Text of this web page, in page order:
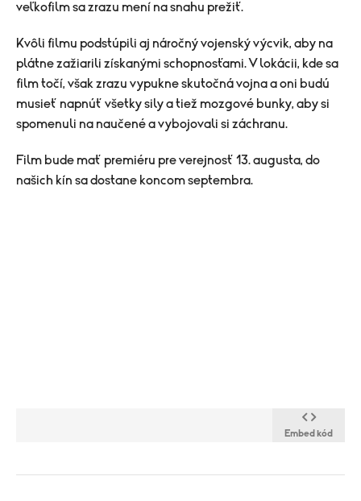
veľkofilm sa zrazu mení na snahu prežiť.
Kvôli filmu podstúpili aj náročný vojenský výcvik, aby na
plátne zažiarili získanými schopnosťami. V lokácii, kde sa
film točí, však zrazu vypukne skutočná vojna a oni budú
musieť napnúť všetky sily a tiež mozgové bunky, aby si
spomenuli na naučené a vybojovali si záchranu.
Film bude mať premiéru pre verejnosť 13. augusta, do
našich kín sa dostane koncom septembra.
Embed kód